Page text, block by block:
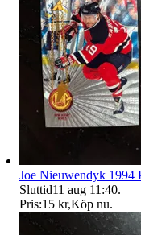
Joe Nieuwendyk 1994
Sluttid11 aug 11:40.
Pris:15 kr,Köp nu.